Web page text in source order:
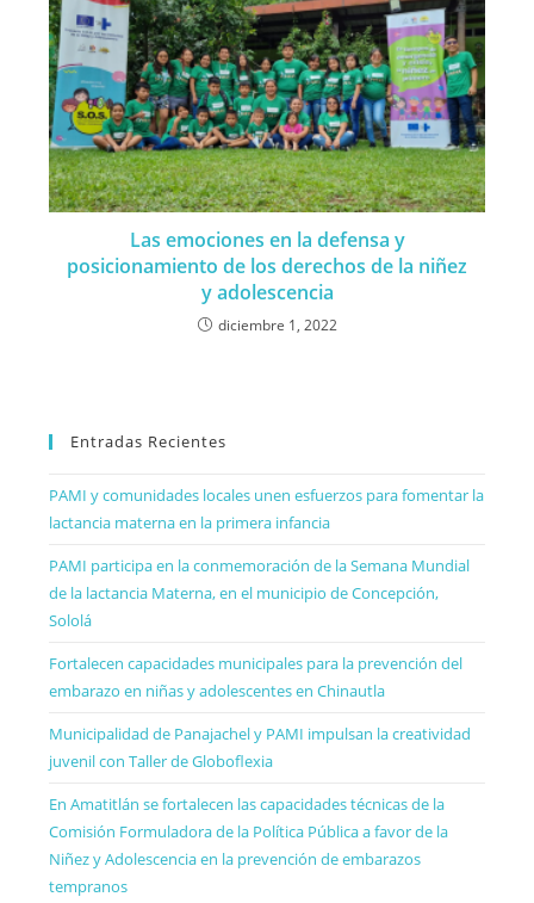
Las emociones en la defensa y
posicionamiento de los derechos de la niñez
y adolescencia
diciembre 1, 2022
Entradas Recientes
PAMI y comunidades locales unen esfuerzos para fomentar la
lactancia materna en la primera infancia
PAMI participa en la conmemoración de la Semana Mundial
de la lactancia Materna, en el municipio de Concepción,
Sololá
Fortalecen capacidades municipales para la prevención del
embarazo en niñas y adolescentes en Chinautla
Municipalidad de Panajachel y PAMI impulsan la creatividad
juvenil con Taller de Globoflexia
En Amatitlán se fortalecen las capacidades técnicas de la
Comisión Formuladora de la Política Pública a favor de la
Niñez y Adolescencia en la prevención de embarazos
tempranos